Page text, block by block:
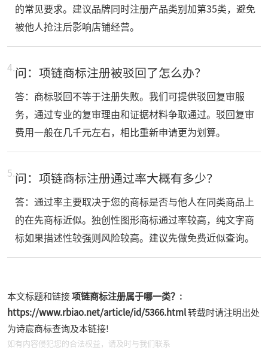
的常见要求。建议品牌同时注册产品类别加第35类，避免
被他人抢注后影响店铺经营。
4.问：项链商标注册被驳回了怎么办？
答：商标驳回不等于注册失败。我们可提供驳回复审服
务，通过专业的复审理由和证据材料争取通过。驳回复审
费用一般在几千元左右，相比重新申请更为划算。
5.问：项链商标注册通过率大概有多少？
答：通过率主要取决于您的商标是否与他人在同类商品上
的在先商标近似。独创性图形商标通过率较高，纯文字商
标如果描述性较强则风险较高。建议先做免费近似查询。
本文标题和链接项链商标注册属于哪一类？:
https://www.rbiao.net/article/id/5366.html转载时请注明出处
为诗宸商标查询及本链接!
如有内容侵犯您的合法权益，请及时与我们联系